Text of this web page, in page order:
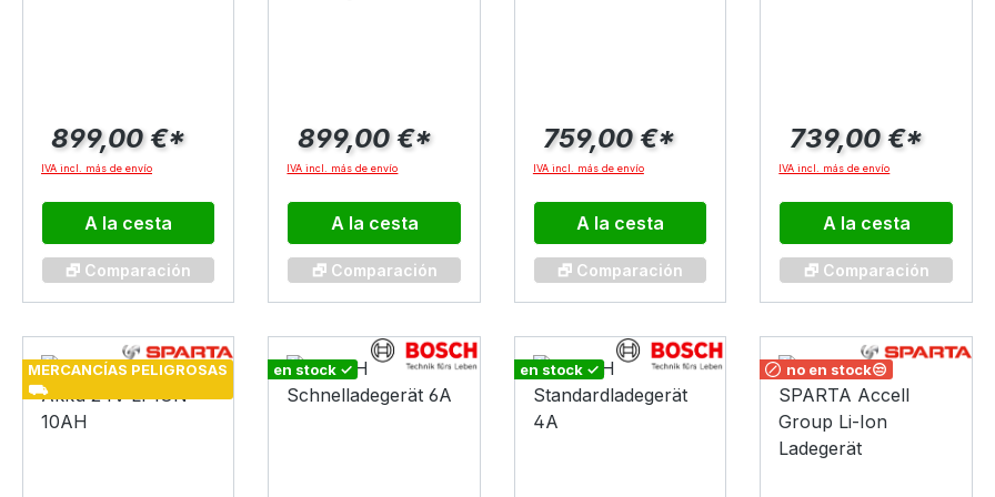
899,00 €*
IVA incl. más de envío
A la cesta
🗗 Comparación
899,00 €*
IVA incl. más de envío
A la cesta
🗗 Comparación
759,00 €*
IVA incl. más de envío
A la cesta
🗗 Comparación
739,00 €*
IVA incl. más de envío
A la cesta
🗗 Comparación
MERCANCÍAS PELIGROSAS
⛟
en stock ✓ en stock ✓ no en stock😒